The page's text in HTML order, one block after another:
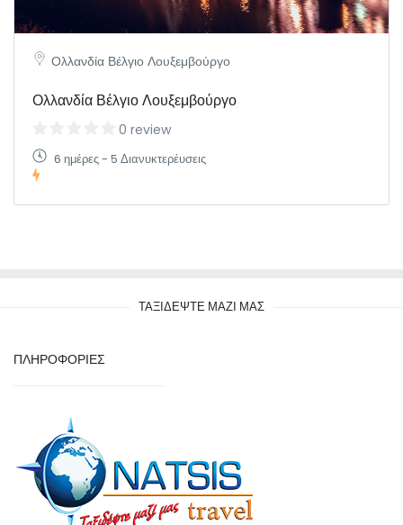
Ολλανδία Βέλγιο Λουξεμβούργο
Ολλανδία Βέλγιο Λουξεμβούργο
0 review
6 ημέρες - 5 Διανυκτερέυσεις
ΤΑΞΙΔΕΨΤΕ ΜΑΖΙ ΜΑΣ
ΠΛΗΡΟΦΟΡΙΕΣ